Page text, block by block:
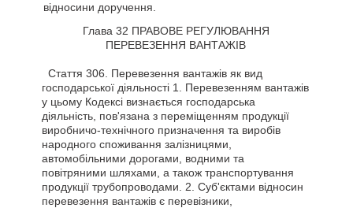
відносини доручення.
Глава 32 ПРАВОВЕ РЕГУЛЮВАННЯ
ПЕРЕВЕЗЕННЯ ВАНТАЖІВ
Стаття 306. Перевезення вантажів як вид
господарської діяльності 1. Перевезенням вантажів
у цьому Кодексі визнається господарська
діяльність, пов'язана з переміщенням продукції
виробничо-технічного призначення та виробів
народного споживання залізницями,
автомобільними дорогами, водними та
повітряними шляхами, а також транспортування
продукції трубопроводами. 2. Суб'єктами відносин
перевезення вантажів є перевізники,